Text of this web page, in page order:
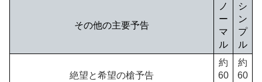
その他の主要予告
ノ
ー
マ
ル
シ
ン
プ
ル
絶望と希望の槍予告
約
60
約
60